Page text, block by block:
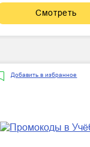
Смотреть
Добавить в избранное